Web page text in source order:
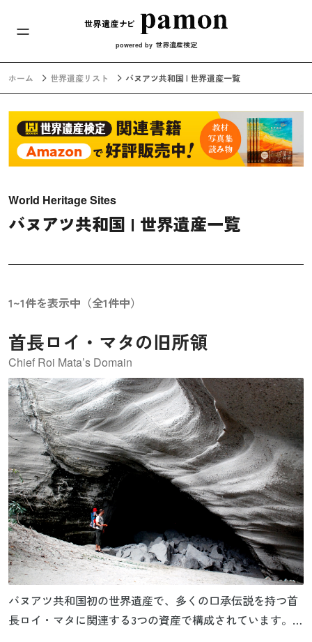
メインナビ
powered by 世界遺産検定
ホーム 世界遺産リスト バヌアツ共和国 | 世界遺産一覧
World Heritage Sites
バヌアツ共和国 | 世界遺産一覧
1~1件を表示中（全1件中）
首長ロイ・マタの旧所領
Chief Roi Mata’s Domain
バヌアツ共和国初の世界遺産で、多くの口承伝説を持つ首
長ロイ・マタに関連する3つの資産で構成されています。彼